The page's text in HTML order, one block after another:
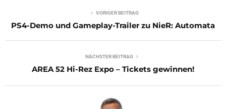
VORIGER BEITRAG
PS4-Demo und Gameplay-Trailer zu NieR: Automata
NÄCHSTER BEITRAG
AREA 52 Hi-Rez Expo – Tickets gewinnen!